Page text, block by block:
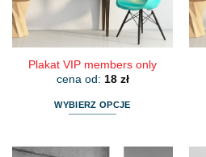
Plakat VIP members only
cena od: 18 zł
WYBIERZ OPCJE